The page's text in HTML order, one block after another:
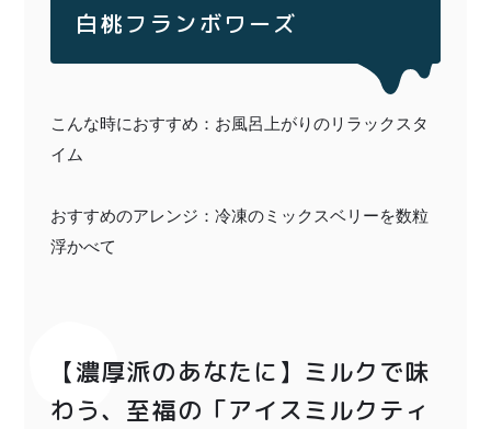
白桃フランボワーズ
こんな時におすすめ：お風呂上がりのリラックスタ
イム
おすすめのアレンジ：冷凍のミックスベリーを数粒
浮かべて
【濃厚派のあなたに】ミルクで味
わう、至福の「アイスミルクティ